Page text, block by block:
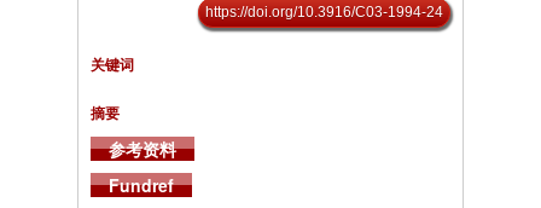
https://doi.org/10.3916/C03-1994-24
关键词
摘要
参考资料
Fundref